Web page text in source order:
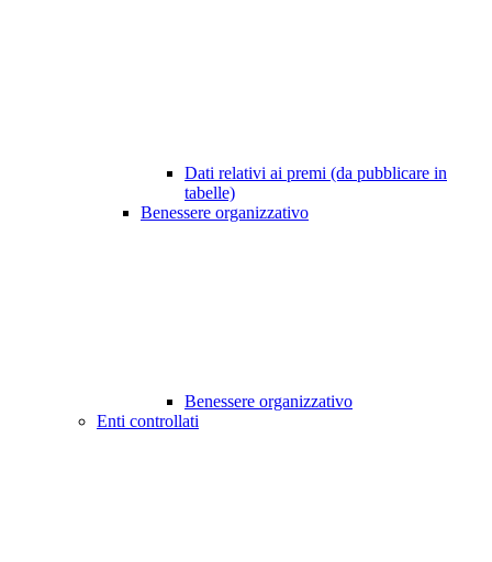
Dati relativi ai premi (da pubblicare in
tabelle)
Benessere organizzativo
Benessere organizzativo
Enti controllati